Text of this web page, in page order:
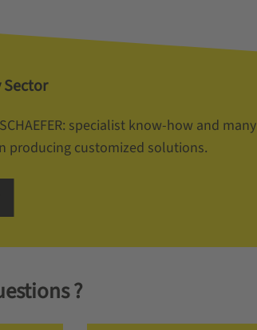
Sector
specialist know-how and many
producing customized solutions.
?